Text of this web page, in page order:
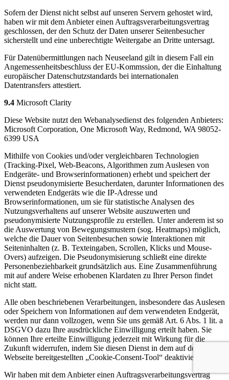
Sofern der Dienst nicht selbst auf unseren Servern gehostet wird,
haben wir mit dem Anbieter einen Auftragsverarbeitungsvertrag
geschlossen, der den Schutz der Daten unserer Seitenbesucher
sicherstellt und eine unberechtigte Weitergabe an Dritte untersagt.
Für Datenübermittlungen nach Neuseeland gilt in diesem Fall ein
Angemessenheitsbeschluss der EU-Kommssion, der die Einhaltung
europäischer Datenschutzstandards bei internationalen
Datentransfers attestiert.
9.4 Microsoft Clarity
Diese Website nutzt den Webanalysedienst des folgenden Anbieters:
Microsoft Corporation, One Microsoft Way, Redmond, WA 98052-
6399 USA
Mithilfe von Cookies und/oder vergleichbaren Technologien
(Tracking-Pixel, Web-Beacons, Algorithmen zum Auslesen von
Endgeräte- und Browserinformationen) erhebt und speichert der
Dienst pseudonymisierte Besucherdaten, darunter Informationen des
verwendeten Endgeräts wie die IP-Adresse und
Browserinformationen, um sie für statistische Analysen des
Nutzungsverhaltens auf unserer Website auszuwerten und
pseudonymisierte Nutzungsprofile zu erstellen. Unter anderem ist so
die Auswertung von Bewegungsmustern (sog. Heatmaps) möglich,
welche die Dauer von Seitenbesuchen sowie Interaktionen mit
Seiteninhalten (z. B. Texteingaben, Scrollen, Klicks und Mouse-
Overs) aufzeigen. Die Pseudonymisierung schließt eine direkte
Personenbeziehbarkeit grundsätzlich aus. Eine Zusammenführung
mit auf andere Weise erhobenen Klardaten zu Ihrer Person findet
nicht statt.
Alle oben beschriebenen Verarbeitungen, insbesondere das Auslesen
oder Speichern von Informationen auf dem verwendeten Endgerät,
werden nur dann vollzogen, wenn Sie uns gemäß Art. 6 Abs. 1 lit. a
DSGVO dazu Ihre ausdrückliche Einwilligung erteilt haben. Sie
können Ihre erteilte Einwilligung jederzeit mit Wirkung für die
Zukunft widerrufen, indem Sie diesen Dienst in dem auf der
Webseite bereitgestellten „Cookie-Consent-Tool“ deaktivieren.
Wir haben mit dem Anbieter einen Auftragsverarbeitungsvertrag